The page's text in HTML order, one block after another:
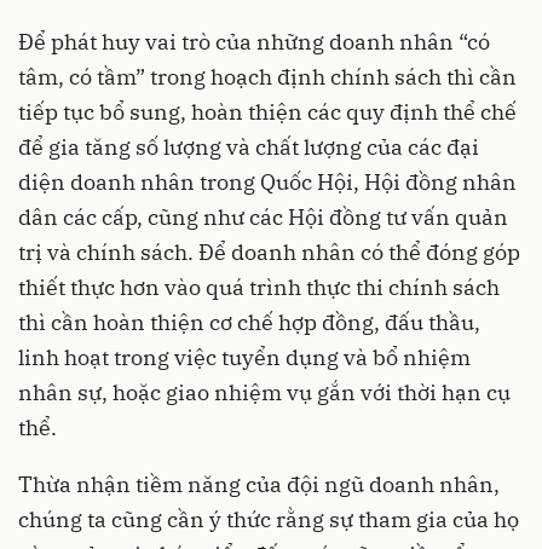
Để phát huy vai trò của những doanh nhân “có
tâm, có tầm” trong hoạch định chính sách thì cần
tiếp tục bổ sung, hoàn thiện các quy định thể chế
để gia tăng số lượng và chất lượng của các đại
diện doanh nhân trong Quốc Hội, Hội đồng nhân
dân các cấp, cũng như các Hội đồng tư vấn quản
trị và chính sách. Để doanh nhân có thể đóng góp
thiết thực hơn vào quá trình thực thi chính sách
thì cần hoàn thiện cơ chế hợp đồng, đấu thầu,
linh hoạt trong việc tuyển dụng và bổ nhiệm
nhân sự, hoặc giao nhiệm vụ gắn với thời hạn cụ
thể.
Thừa nhận tiềm năng của đội ngũ doanh nhân,
chúng ta cũng cần ý thức rằng sự tham gia của họ